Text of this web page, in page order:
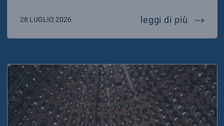
28 LUGLIO 2026 leggi di più